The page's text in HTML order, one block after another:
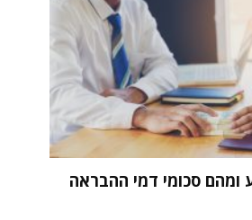
ומהם סכומי דמי ההבראה